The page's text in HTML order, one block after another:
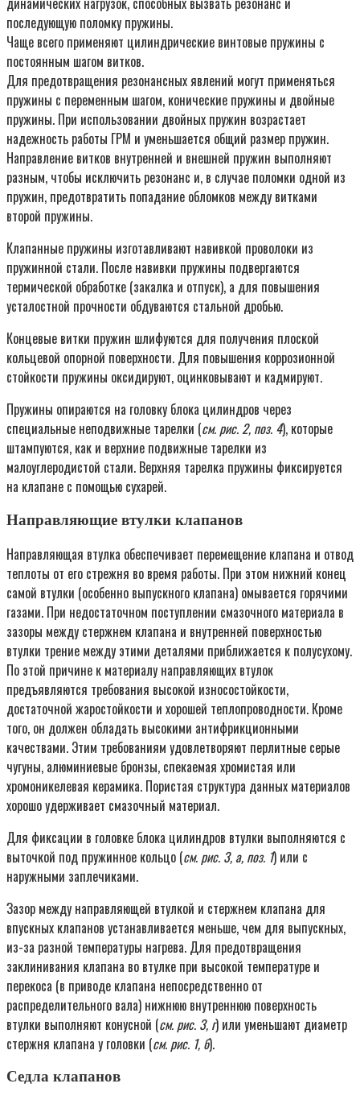
последующую поломку пружины.
Чаще всего применяют цилиндрические винтовые пружины с
постоянным шагом витков.
Для предотвращения резонансных явлений могут применяться
пружины с переменным шагом, конические пружины и двойные
пружины. При использовании двойных пружин возрастает
надежность работы ГРМ и уменьшается общий размер пружин.
Направление витков внутренней и внешней пружин выполняют
разным, чтобы исключить резонанс и, в случае поломки одной из
пружин, предотвратить попадание обломков между витками
второй пружины.
Клапанные пружины изготавливают навивкой проволоки из
пружинной стали. После навивки пружины подвергаются
термической обработке (закалка и отпуск), а для повышения
усталостной прочности обдуваются стальной дробью.
Концевые витки пружин шлифуются для получения плоской
кольцевой опорной поверхности. Для повышения коррозионной
стойкости пружины оксидируют, оцинковывают и кадмируют.
Пружины опираются на головку блока цилиндров через
специальные неподвижные тарелки (см. рис. 2, поз. 4), которые
штампуются, как и верхние подвижные тарелки из
малоуглеродистой стали. Верхняя тарелка пружины фиксируется
на клапане с помощью сухарей.
Направляющие втулки клапанов
Направляющая втулка обеспечивает перемещение клапана и отвод
теплоты от его стрежня во время работы. При этом нижний конец
самой втулки (особенно выпускного клапана) омывается горячими
газами. При недостаточном поступлении смазочного материала в
зазоры между стержнем клапана и внутренней поверхностью
втулки трение между этими деталями приближается к полусухому.
По этой причине к материалу направляющих втулок
предъявляются требования высокой износостойкости,
достаточной жаростойкости и хорошей теплопроводности. Кроме
того, он должен обладать высокими антифрикционными
качествами. Этим требованиям удовлетворяют перлитные серые
чугуны, алюминиевые бронзы, спекаемая хромистая или
хромоникелевая керамика. Пористая структура данных материалов
хорошо удерживает смазочный материал.
Для фиксации в головке блока цилиндров втулки выполняются с
выточкой под пружинное кольцо (см. рис. 3, а, поз. 1) или с
наружными заплечиками.
Зазор между направляющей втулкой и стержнем клапана для
впускных клапанов устанавливается меньше, чем для выпускных,
из-за разной температуры нагрева. Для предотвращения
заклинивания клапана во втулке при высокой температуре и
перекоса (в приводе клапана непосредственно от
распределительного вала) нижнюю внутреннюю поверхность
втулки выполняют конусной (см. рис. 3, г) или уменьшают диаметр
стержня клапана у головки (см. рис. 1, б).
Седла клапанов